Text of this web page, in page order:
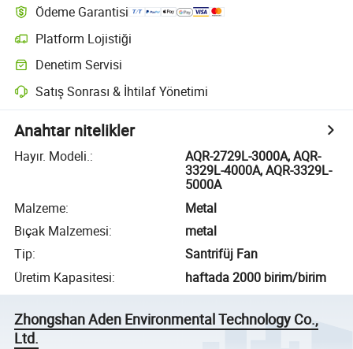
Ödeme Garantisi
Platform Lojistiği
Denetim Servisi
Satış Sonrası & İhtilaf Yönetimi
Anahtar nitelikler
Hayır. Modeli.:
AQR-2729L-3000A, AQR-
3329L-4000A, AQR-3329L-
5000A
Malzeme:
Metal
Bıçak Malzemesi:
metal
Tip:
Santrifüj Fan
Üretim Kapasitesi: haftada 2000 birim/birim
Zhongshan Aden Environmental Technology Co.,
Ltd.